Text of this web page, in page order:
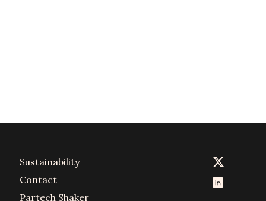
Sustainability
Contact
Partech Shaker